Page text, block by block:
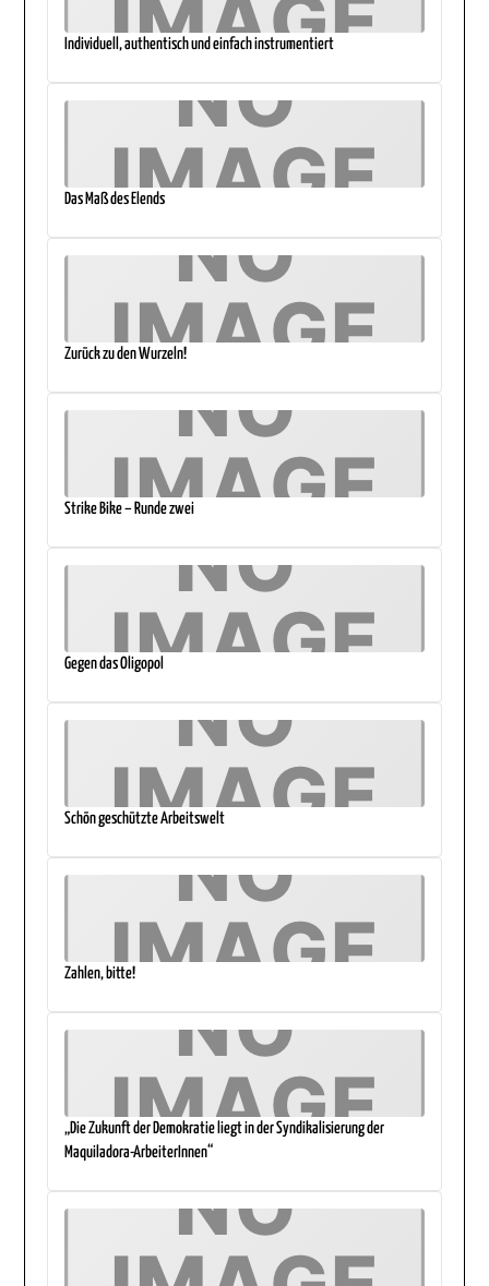
Individuell, authentisch und einfach instrumentiert
Das Maß des Elends
Zurück zu den Wurzeln!
Strike Bike – Runde zwei
Gegen das Oligopol
Schön geschützte Arbeitswelt
Zahlen, bitte!
„Die Zukunft der Demokratie liegt in der Syndikalisierung der
Maquiladora-ArbeiterInnen“